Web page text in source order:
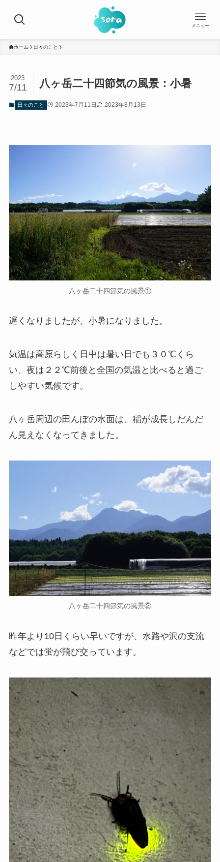
メニュー
ホーム 日々のこと
八ヶ岳二十四節気の風景：小暑
2023
7/11
日々のこと 2023年7月11日 2023年8月13日
八ヶ岳二十四節気の風景①
遅くなりましたが、小暑になりました。
気温は高原らしく日中は暑い日でも３０℃くら
い、夜は２２℃前後と全国の気温と比べると過ご
しやすい気候です。
八ヶ岳周辺の田んぼの水面は、稲が成長しだんだ
ん見えなくなってきました。
八ヶ岳二十四節気の風景②
昨年より10日くらい早いですが、水路や沢の支流
などでは蛍が飛び交っています。